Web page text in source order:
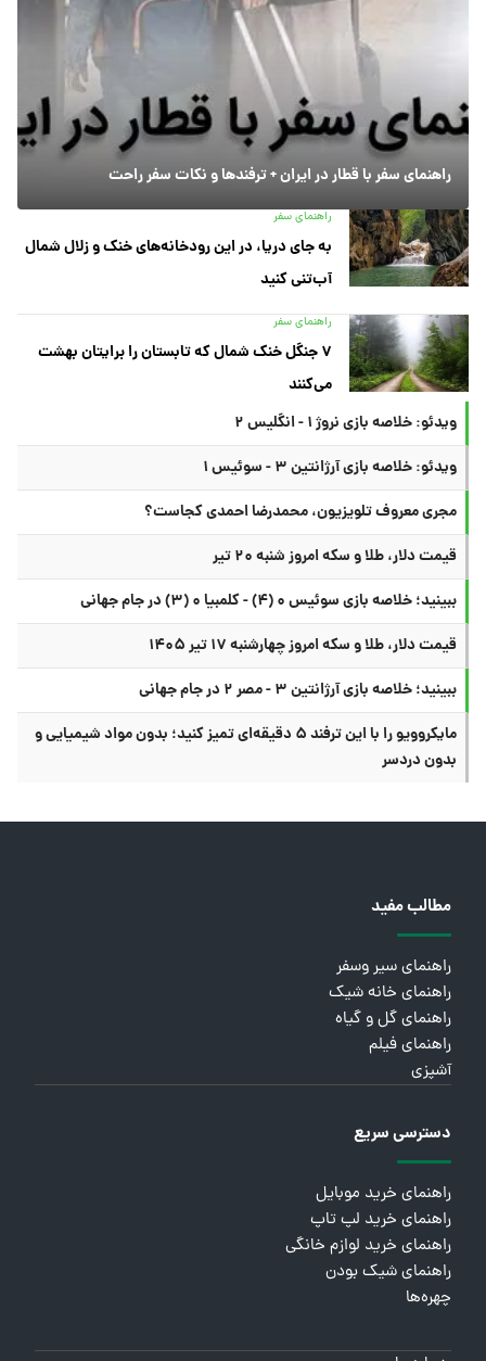
راهنمای سفر با قطار در ایران + ترفندها و نکات سفر راحت
راهنمای سفر
به جای دریا، در این رودخانه‌های خنک و زلال شمال
آب‌تنی کنید
راهنمای سفر
۷ جنگل خنک شمال که تابستان را برایتان بهشت
می‌کنند
ویدئو: خلاصه بازی نروژ ۱ - انگلیس ۲
ویدئو: خلاصه بازی آرژانتین ۳ - سوئیس ۱
مجری معروف تلویزیون، محمدرضا احمدی کجاست؟
قیمت دلار، طلا و سکه امروز شنبه ۲۰ تیر
ببینید؛ خلاصه بازی سوئیس ۰ (۴) - کلمبیا ۰ (۳) در جام جهانی
قیمت دلار، طلا و سکه امروز چهارشنبه ۱۷ تیر ۱۴۰۵
ببینید؛ خلاصه بازی آرژانتین ۳ - مصر ۲ در جام جهانی
مایکروویو را با این ترفند ۵ دقیقه‌ای تمیز کنید؛ بدون مواد شیمیایی و
بدون دردسر
مطالب مفید
راهنمای سیر وسفر
راهنمای خانه شیک
راهنمای گل و گیاه
راهنمای فیلم
آشپزی
دسترسی سریع
راهنمای خرید موبایل
راهنمای خرید لپ تاپ
راهنمای خرید لوازم خانگی
راهنمای شیک بودن
چهره‌ها